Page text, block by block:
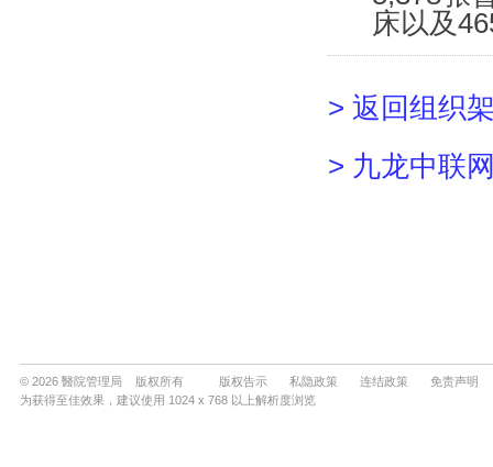
© 2026 醫院管理局 版权所有 版权告示 私隐政策 连结政策
免责声明
为获得至佳效果，建议使用 1024 x 768 以上解析度浏览